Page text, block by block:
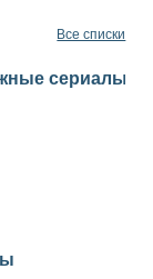
Все списки
сериалы